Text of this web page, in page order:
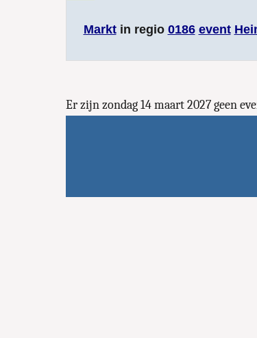
Marktin regio 0186 event
Er zijn zondag 14 maart 2027 geen